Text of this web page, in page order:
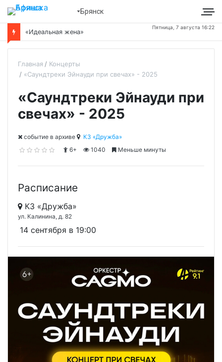
Брянск
«Идеальная жена»
Пятница, 7 августа 16:22
Главная
Концерты
«Саундтреки Эйнауди при свечах» - 2025
«Саундтреки Эйнауди при
свечах» - 2025
cобытие в архиве
КЗ «Дружба»
6+
1040 Меньше минуты
Расписание
КЗ «Дружба»
ул. Калинина, д. 82
14 сентября в 19:00